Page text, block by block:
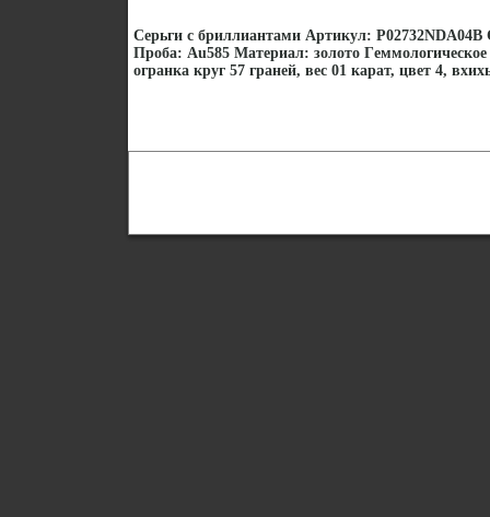
Серьги с бриллиантами Артикул: P02732NDA04B
Проба: Au585 Материал: золото
огранка круг 57 граней, вес 01 карат, цвет 4,